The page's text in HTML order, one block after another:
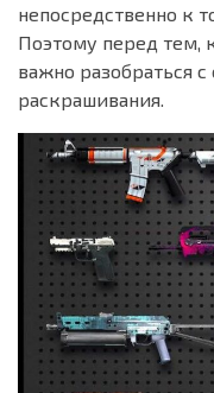
непосредственно к
Поэтому перед тем,
важно разобраться
раскрашивания.